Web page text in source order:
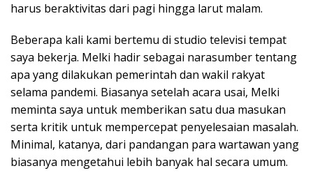
harus beraktivitas dari pagi hingga larut malam.
Beberapa kali kami bertemu di studio televisi tempat
saya bekerja. Melki hadir sebagai narasumber tentang
apa yang dilakukan pemerintah dan wakil rakyat
selama pandemi. Biasanya setelah acara usai, Melki
meminta saya untuk memberikan satu dua masukan
serta kritik untuk mempercepat penyelesaian masalah.
Minimal, katanya, dari pandangan para wartawan yang
biasanya mengetahui lebih banyak hal secara umum.